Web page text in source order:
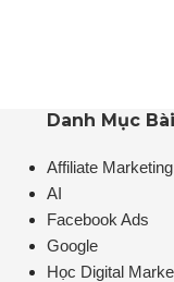
Danh Mục
Affiliate Marketing
AI
Facebook Ads
Google
Học Digital